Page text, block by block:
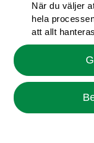
När du väljer
hela
att allt